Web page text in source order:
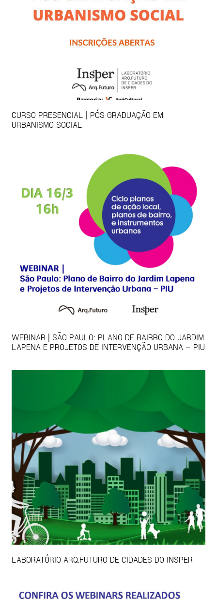
CURSO PRESENCIAL | PÓS GRADUAÇÃO EM
URBANISMO SOCIAL
WEBINAR | SÃO PAULO: PLANO DE BAIRRO DO JARDIM
LAPENA E PROJETOS DE INTERVENÇÃO URBANA – PIU
LABORATÓRIO ARQ.FUTURO DE CIDADES DO INSPER